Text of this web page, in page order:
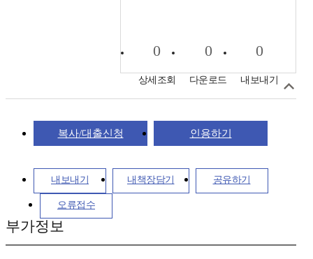
0
상세조회
0
다운로드
0
내보내기
복사/대출신청 인용하기
내보내기 내책장담기 공유하기
오류접수
부가정보